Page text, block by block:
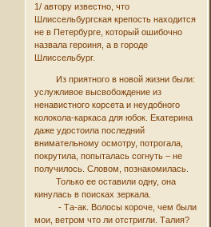
1/ автору известно, что
Шлиссельбургская крепость находится
не в Петербурге, который ошибочно
назвала героиня, а в городе
Шлиссельбург.
Из приятного в новой жизни были:
услужливое высвобождение из
ненавистного корсета и неудобного
колокола-каркаса для юбок. Екатерина
даже удостоила последний
внимательному осмотру, потрогала,
покрутила, попыталась согнуть – не
получилось. Словом, познакомилась.
Только ее оставили одну, она
кинулась в поисках зеркала.
- Та-ак. Волосы короче, чем были
мои, ветром что ли отстригли. Талия?